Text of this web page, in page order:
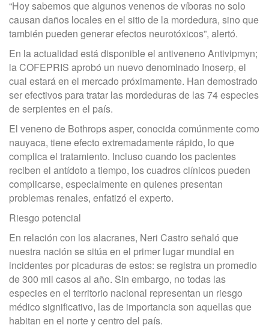
“Hoy sabemos que algunos venenos de víboras no solo
causan daños locales en el sitio de la mordedura, sino que
también pueden generar efectos neurotóxicos”, alertó.
En la actualidad está disponible el antiveneno Antivipmyn;
la COFEPRIS aprobó un nuevo denominado Inoserp, el
cual estará en el mercado próximamente. Han demostrado
ser efectivos para tratar las mordeduras de las 74 especies
de serpientes en el país.
El veneno de Bothrops asper, conocida comúnmente como
nauyaca, tiene efecto extremadamente rápido, lo que
complica el tratamiento. Incluso cuando los pacientes
reciben el antídoto a tiempo, los cuadros clínicos pueden
complicarse, especialmente en quienes presentan
problemas renales, enfatizó el experto.
Riesgo potencial
En relación con los alacranes, Neri Castro señaló que
nuestra nación se sitúa en el primer lugar mundial en
incidentes por picaduras de estos: se registra un promedio
de 300 mil casos al año. Sin embargo, no todas las
especies en el territorio nacional representan un riesgo
médico significativo, las de importancia son aquellas que
habitan en el norte y centro del país.